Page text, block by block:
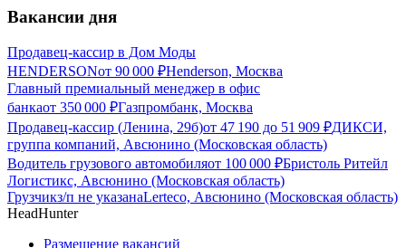
Вакансии дня
Продавец-кассир в Дом Моды
HENDERSONот 90 000 ₽Henderson, Москва
Главный премиальный менеджер в офис
банкаот 350 000 ₽Газпромбанк, Москва
Продавец-кассир (Ленина, 29б)от 47 190 до 51 909 ₽ДИКСИ,
группа компаний, Авсюнино (Московская область)
Водитель грузового автомобиляот 100 000 ₽Бристоль Ритейл
Логистикс, Авсюнино (Московская область)
Грузчикз/п не указанаLerteco, Авсюнино (Московская область)
HeadHunter
Размещение вакансий